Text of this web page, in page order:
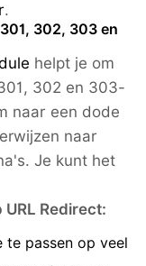
.
302, 303 en
helpt je om
302 en 303-
naar een dode
naar
Je kunt het
Redirect:
te passen op veel